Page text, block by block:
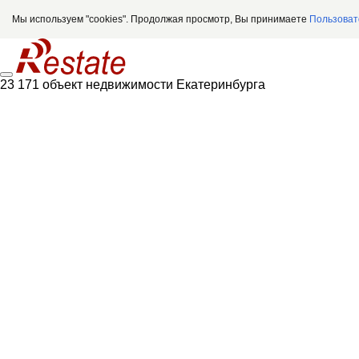
Мы используем "cookies". Продолжая просмотр, Вы принимаете
23 171 объект недвижимости Екатеринбурга